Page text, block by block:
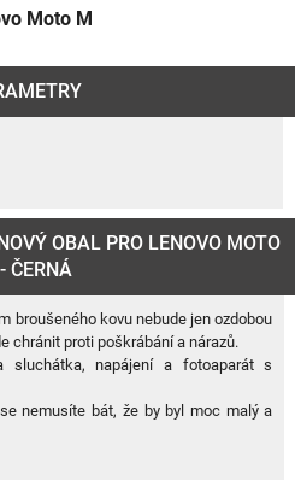
Moto M
OBAL PRO LENOVO MOTO
ČERNÁ
broušeného kovu nebude jen ozdobou
chránit proti poškrábání a nárazů.
sluchátka, napájení a fotoaparát s
nemusíte bát, že by byl moc malý a